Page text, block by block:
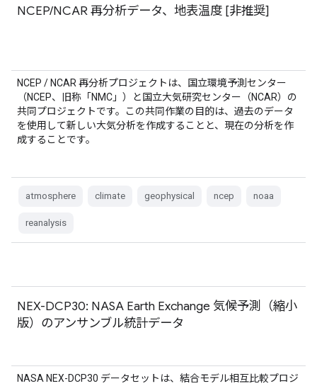
NCEP/NCAR 再分析データ、地表温度 [非推奨]
NCEP / NCAR 再分析プロジェクトは、国立環境予測センター
（NCEP、旧称「NMC」）と国立大気研究センター（NCAR）の
共同プロジェクトです。この共同作業の目的は、過去のデータ
を使用して新しい大気分析を作成することと、現在の分析を作
成することです。
atmosphere climate geophysical ncep noaa
reanalysis
NEX-DCP30: NASA Earth Exchange 気候予測（縮小
版）のアンサンブル統計データ
NASA NEX-DCP30 データセットは、結合モデル相互比較プロジ